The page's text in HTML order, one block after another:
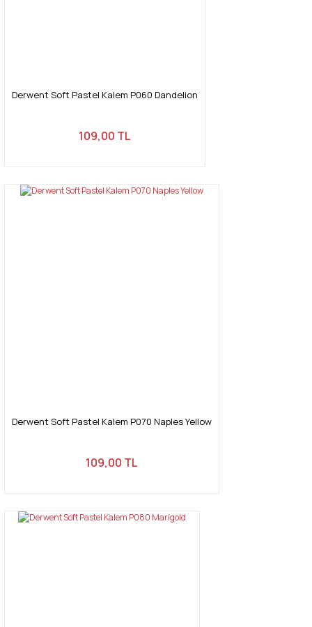
Derwent Soft Pastel Kalem P060 Dandelion
109,00 TL
Derwent Soft Pastel Kalem P070 Naples Yellow
109,00 TL